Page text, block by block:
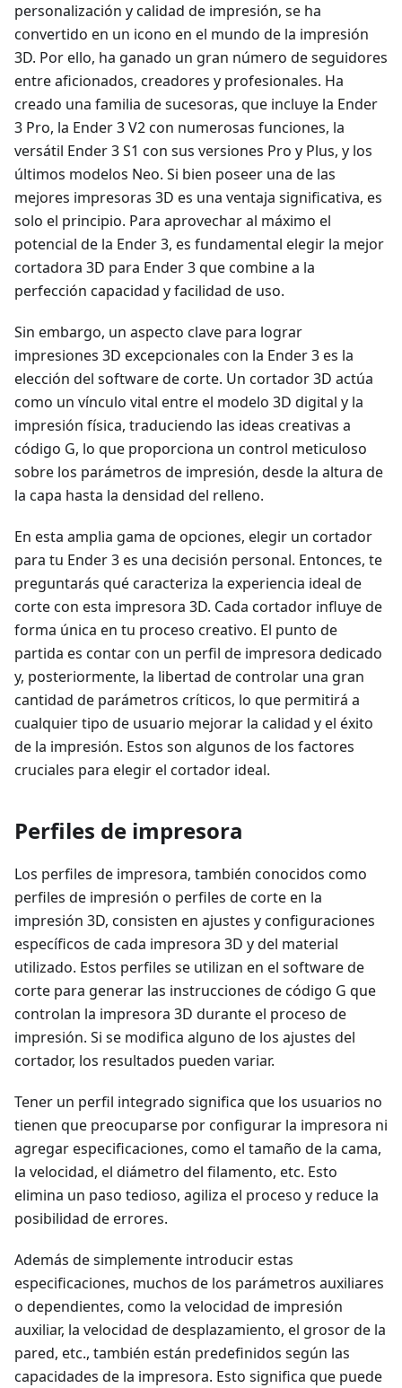
personalización y calidad de impresión, se ha
convertido en un icono en el mundo de la impresión
3D. Por ello, ha ganado un gran número de seguidores
entre aficionados, creadores y profesionales. Ha
creado una familia de sucesoras, que incluye la Ender
3 Pro, la Ender 3 V2 con numerosas funciones, la
versátil Ender 3 S1 con sus versiones Pro y Plus, y los
últimos modelos Neo. Si bien poseer una de las
mejores impresoras 3D es una ventaja significativa, es
solo el principio. Para aprovechar al máximo el
potencial de la Ender 3, es fundamental elegir la mejor
cortadora 3D para Ender 3 que combine a la
perfección capacidad y facilidad de uso.
Sin embargo, un aspecto clave para lograr
impresiones 3D excepcionales con la Ender 3 es la
elección del software de corte. Un cortador 3D actúa
como un vínculo vital entre el modelo 3D digital y la
impresión física, traduciendo las ideas creativas a
código G, lo que proporciona un control meticuloso
sobre los parámetros de impresión, desde la altura de
la capa hasta la densidad del relleno.
En esta amplia gama de opciones, elegir un cortador
para tu Ender 3 es una decisión personal. Entonces, te
preguntarás qué caracteriza la experiencia ideal de
corte con esta impresora 3D. Cada cortador influye de
forma única en tu proceso creativo. El punto de
partida es contar con un perfil de impresora dedicado
y, posteriormente, la libertad de controlar una gran
cantidad de parámetros críticos, lo que permitirá a
cualquier tipo de usuario mejorar la calidad y el éxito
de la impresión. Estos son algunos de los factores
cruciales para elegir el cortador ideal.
Perfiles de impresora
Los perfiles de impresora, también conocidos como
perfiles de impresión o perfiles de corte en la
impresión 3D, consisten en ajustes y configuraciones
específicos de cada impresora 3D y del material
utilizado. Estos perfiles se utilizan en el software de
corte para generar las instrucciones de código G que
controlan la impresora 3D durante el proceso de
impresión. Si se modifica alguno de los ajustes del
cortador, los resultados pueden variar.
Tener un perfil integrado significa que los usuarios no
tienen que preocuparse por configurar la impresora ni
agregar especificaciones, como el tamaño de la cama,
la velocidad, el diámetro del filamento, etc. Esto
elimina un paso tedioso, agiliza el proceso y reduce la
posibilidad de errores.
Además de simplemente introducir estas
especificaciones, muchos de los parámetros auxiliares
o dependientes, como la velocidad de impresión
auxiliar, la velocidad de desplazamiento, el grosor de la
pared, etc., también están predefinidos según las
capacidades de la impresora. Esto significa que puede